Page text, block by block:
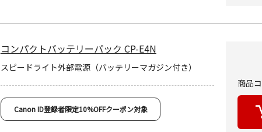
コンパクトバッテリーパック CP-E4N
スピードライト外部電源（バッテリーマガジン付き）
Canon ID登録者限定10%OFFクーポン対象
商品